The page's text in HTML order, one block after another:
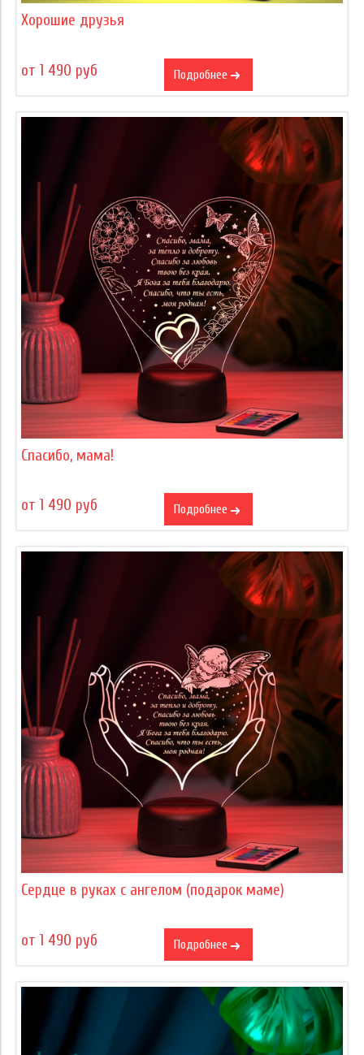
Хорошие друзья
от 1 490 руб Подробнее
Спасибо, мама!
от 1 490 руб Подробнее
Сердце в руках с ангелом (подарок маме)
от 1 490 руб Подробнее